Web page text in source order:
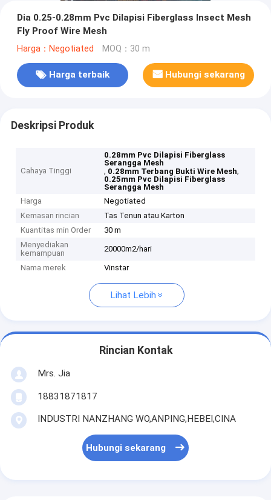
Dia 0.25-0.28mm Pvc Dilapisi Fiberglass Insect Mesh
Fly Proof Wire Mesh
Harga：Negotiated MOQ：30 m
Harga terbaik Hubungi sekarang
Deskripsi Produk
Cahaya Tinggi
0.28mm Pvc Dilapisi Fiberglass
Serangga Mesh
, 0.28mm Terbang Bukti Wire Mesh,
0.25mm Pvc Dilapisi Fiberglass
Serangga Mesh
Harga
Negotiated
Kemasan rincian
Tas Tenun atau Karton
Kuantitas min Order
30 m
Menyediakan
kemampuan
20000m2/hari
Nama merek Vinstar
Lihat Lebih
Rincian Kontak
Mrs. Jia
18831871817
INDUSTRI NANZHANG WO,ANPING,HEBEI,CINA
Hubungi sekarang